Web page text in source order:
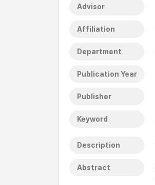
Advisor
Affiliation
Department
Publication Year
Publisher
Keyword
Description
Abstract